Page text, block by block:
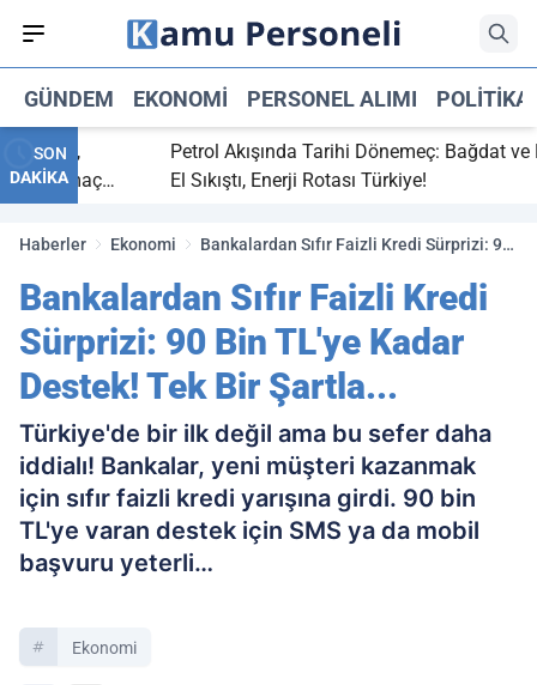
GÜNDEM EKONOMI PERSONEL ALIMI POLITIKA
SON
DAKİKA
bitti,
maç
Petrol Akışında Tarihi Dönemeç: Bağdat ve
El Sıkıştı, Enerji Rotası Türkiye!
Haberler Ekonomi
Bankalardan Sıfır Faizli Kredi Sürprizi: 90
Bankalardan Sıfır Faizli Kredi
Sürprizi: 90 Bin TL'ye Kadar
Destek! Tek Bir Şartla...
Türkiye'de bir ilk değil ama bu sefer daha
iddialı! Bankalar, yeni müşteri kazanmak
için sıfır faizli kredi yarışına girdi. 90 bin
TL'ye varan destek için SMS ya da mobil
başvuru yeterli…
Ekonomi